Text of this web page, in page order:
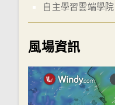
自主學習雲端學院
風場資訊